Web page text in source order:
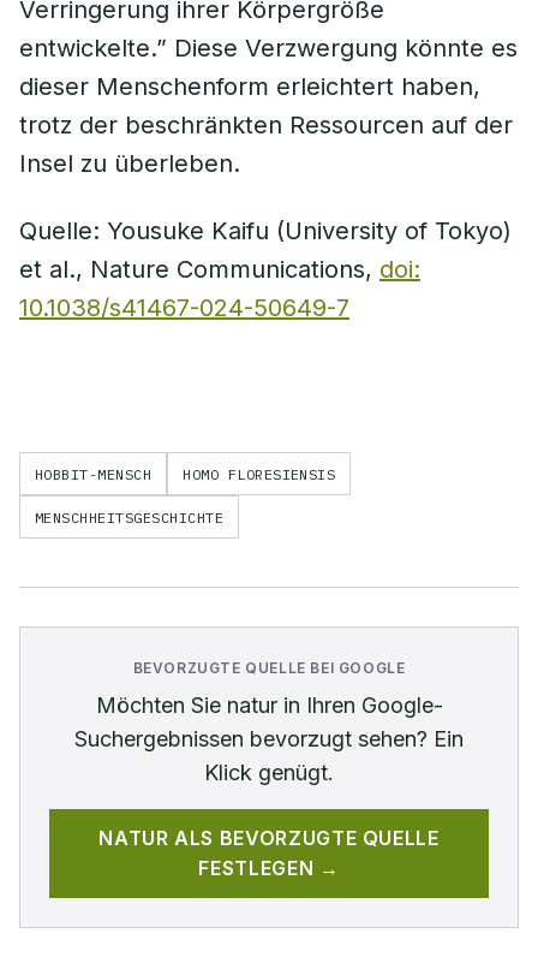
Verringerung ihrer Körpergröße
entwickelte.” Diese Verzwergung könnte es
dieser Menschenform erleichtert haben,
trotz der beschränkten Ressourcen auf der
Insel zu überleben.
Quelle: Yousuke Kaifu (University of Tokyo)
et al., Nature Communications, doi:
10.1038/s41467-024-50649-7
HOBBIT-MENSCH HOMO FLORESIENSIS
MENSCHHEITSGESCHICHTE
BEVORZUGTE QUELLE BEI GOOGLE
Möchten Sie naturin Ihren Google-
Suchergebnissen bevorzugt sehen? Ein
Klick genügt.
NATUR ALS BEVORZUGTE QUELLE
FESTLEGEN →